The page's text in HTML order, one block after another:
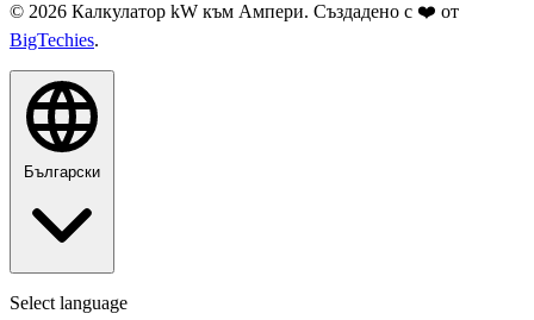
© 2026 Калкулатор kW към Ампери. Създадено с ❤️ от
BigTechies.
Български
Select language